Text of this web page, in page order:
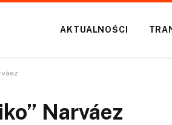
AKTUALNOŚCI
Narváez